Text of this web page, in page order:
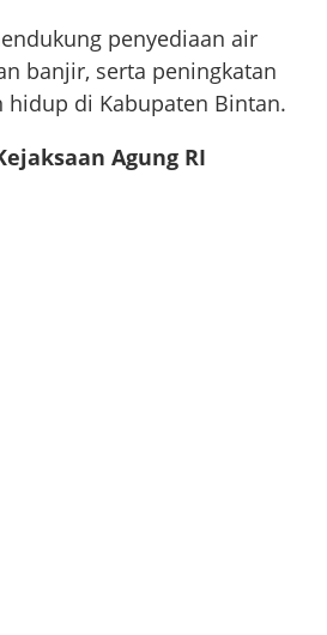
penyediaan air
banjir, serta peningkatan
hidup di Kabupaten Bintan.
Agung RI